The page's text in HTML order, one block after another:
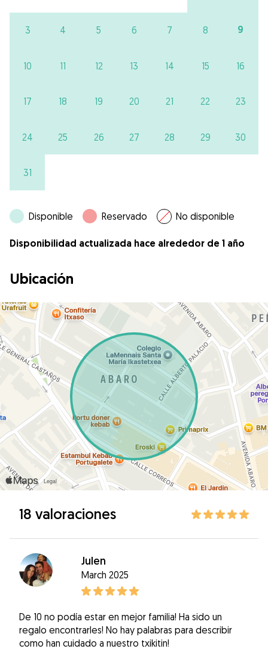
3 4 5 6 7 8 9
10 11 12 13 14 15 16
17 18 19 20 21 22 23
24 25 26 27 28 29 30
31
Disponible Reservado No disponible
Disponibilidad actualizada hace alrededor de 1 año
Ubicación
18 valoraciones
Julen
March 2025
De 10 no podía estar en mejor familia! Ha sido un
regalo encontrarles! No hay palabras para describir
como han cuidado a nuestro txikitin!